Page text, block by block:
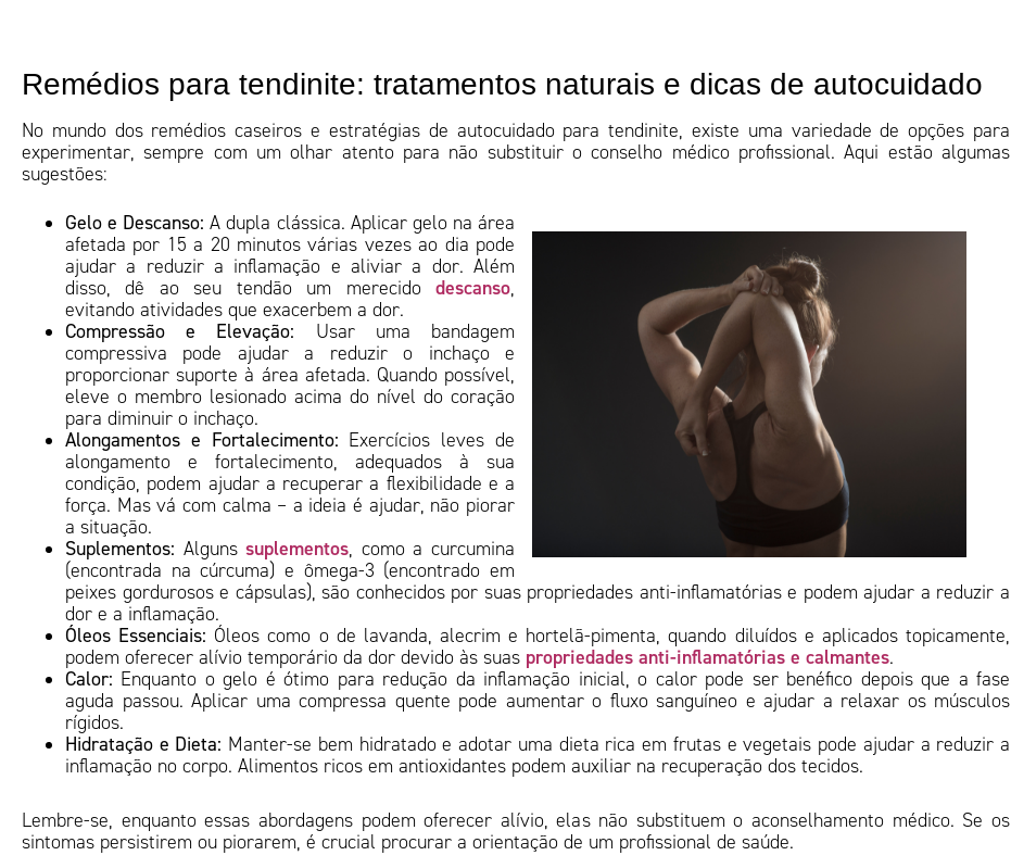
Remédios para tendinite: tratamentos naturais e dicas de autocuidado
No mundo dos remédios caseiros e estratégias de autocuidado para tendinite, existe uma variedade de opções para
experimentar, sempre com um olhar atento para não substituir o conselho médico profissional. Aqui estão algumas
sugestões:
Gelo e Descanso: A dupla clássica. Aplicar gelo na área
afetada por 15 a 20 minutos várias vezes ao dia pode
ajudar a reduzir a inflamação e aliviar a dor. Além
disso, dê ao seu tendão um merecido descanso,
evitando atividades que exacerbem a dor.
Compressão e Elevação: Usar uma bandagem
compressiva pode ajudar a reduzir o inchaço e
proporcionar suporte à área afetada. Quando possível,
eleve o membro lesionado acima do nível do coração
para diminuir o inchaço.
Alongamentos e Fortalecimento: Exercícios leves de
alongamento e fortalecimento, adequados à sua
condição, podem ajudar a recuperar a flexibilidade e a
força. Mas vá com calma – a ideia é ajudar, não piorar
a situação.
Suplementos: Algunssuplementos, como a curcumina
(encontrada na cúrcuma) e ômega-3 (encontrado em
peixes gordurosos e cápsulas), são conhecidos por suas propriedades anti-inflamatórias e podem ajudar a reduzir a
dor e a inflamação.
Óleos Essenciais: Óleos como o de lavanda, alecrim e hortelã-pimenta, quando diluídos e aplicados topicamente,
podem oferecer alívio temporário da dor devido às suas propriedades anti-inflamatórias e calmantes.
Calor: Enquanto o gelo é ótimo para redução da inflamação inicial, o calor pode ser benéfico depois que a fase
aguda passou. Aplicar uma compressa quente pode aumentar o fluxo sanguíneo e ajudar a relaxar os músculos
rígidos.
Hidratação e Dieta: Manter-se bem hidratado e adotar uma dieta rica em frutas e vegetais pode ajudar a reduzir a
inflamação no corpo. Alimentos ricos em antioxidantes podem auxiliar na recuperação dos tecidos.
Lembre-se, enquanto essas abordagens podem oferecer alívio, elas não substituem o aconselhamento médico. Se os
sintomas persistirem ou piorarem, é crucial procurar a orientação de um profissional de saúde.